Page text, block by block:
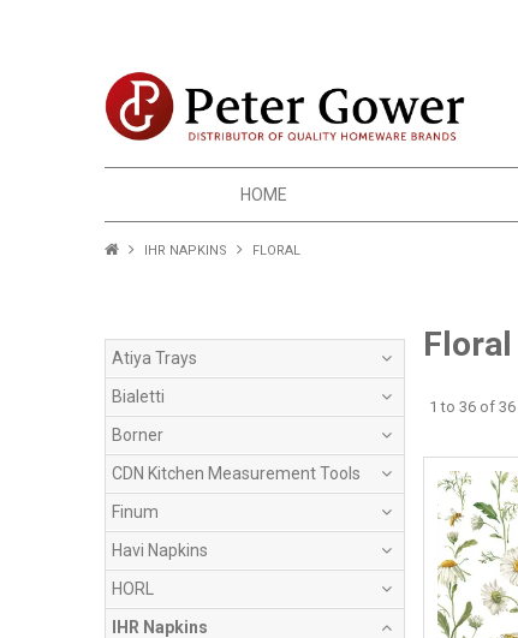
HOME
IHR NAPKINS FLORAL
Atiya Trays
Bialetti
Borner
CDN Kitchen Measurement Tools
Finum
Havi Napkins
HORL
IHR Napkins
Floral
1 to 36 of 36